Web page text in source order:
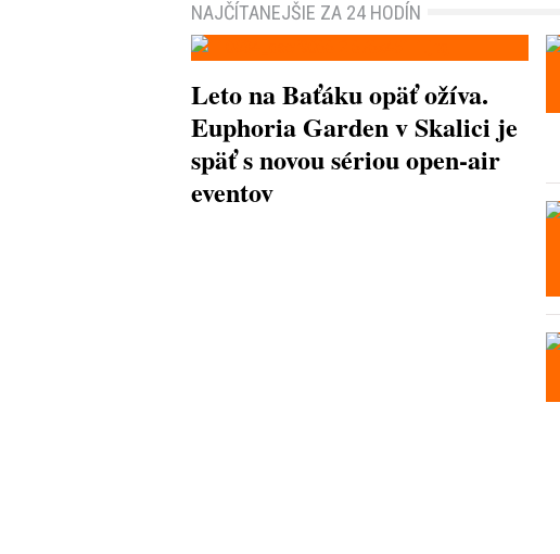
NAJČÍTANEJŠIE ZA 24 HODÍN
Leto na Baťáku opäť ožíva.
Euphoria Garden v Skalici je
späť s novou sériou open-air
eventov